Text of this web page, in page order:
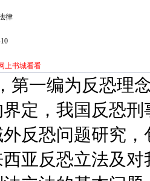
律
上书城看看
第一编为反恐理
定，我国反恐
反恐问题研究
亚反恐立法及